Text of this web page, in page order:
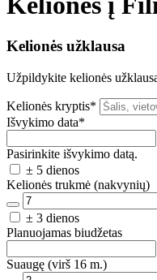
Kelionės užklausa
Užpildykite kelionės
Kelionės kryptis*
Išvykimo data*
Pasirinkite išvykimo datą.
± 5 dienos
Kelionės trukmė (nakvynių)
± 3 dienos
Planuojamas biudžetas
Suaugę (virš 16 m.)